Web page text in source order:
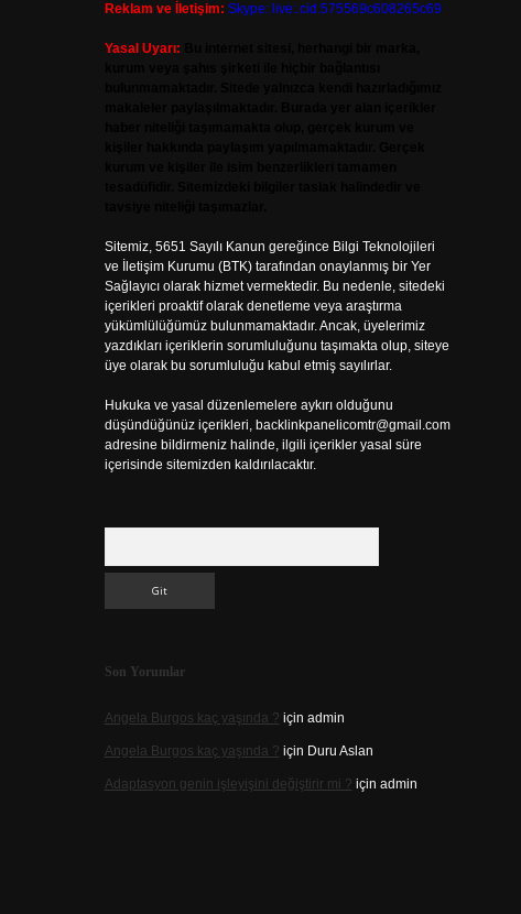
Reklam ve İletişim: Skype: live:.cid.575569c608265c69
Yasal Uyarı:
Sitemiz, 5651 Sayılı Kanun gereğince Bilgi Teknolojileri
ve İletişim Kurumu (BTK) tarafından onaylanmış bir Yer
Sağlayıcı olarak hizmet vermektedir. Bu nedenle, sitedeki
içerikleri proaktif olarak denetleme veya araştırma
yükümlülüğümüz bulunmamaktadır. Ancak, üyelerimiz
yazdıkları içeriklerin sorumluluğunu taşımakta olup, siteye
üye olarak bu sorumluluğu kabul etmiş sayılırlar.
Hukuka ve yasal düzenlemelere aykırı olduğunu
düşündüğünüz içerikleri, backlinkpanelicomtr@gmail.com
adresine bildirmeniz halinde, ilgili içerikler yasal süre
içerisinde sitemizden kaldırılacaktır.
Son Yorumlar
Angela Burgos kaç yaşında ? için admin
Angela Burgos kaç yaşında ? için Duru Aslan
Adaptasyon genin işleyişini değiştirir mi ? için admin